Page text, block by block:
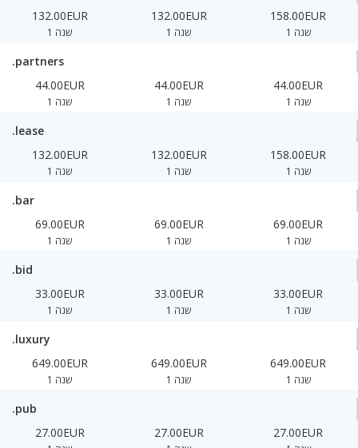
132.00EUR
1 שנה
132.00EUR
1 שנה
158.00EUR
1 שנה
.partners
44.00EUR
1 שנה
44.00EUR
1 שנה
44.00EUR
1 שנה
.lease
132.00EUR
1 שנה
132.00EUR
1 שנה
158.00EUR
1 שנה
.bar
69.00EUR
1 שנה
69.00EUR
1 שנה
69.00EUR
1 שנה
.bid
33.00EUR
1 שנה
33.00EUR
1 שנה
33.00EUR
1 שנה
.luxury
649.00EUR
1 שנה
649.00EUR
1 שנה
649.00EUR
1 שנה
.pub
27.00EUR
27.00EUR 27.00EUR